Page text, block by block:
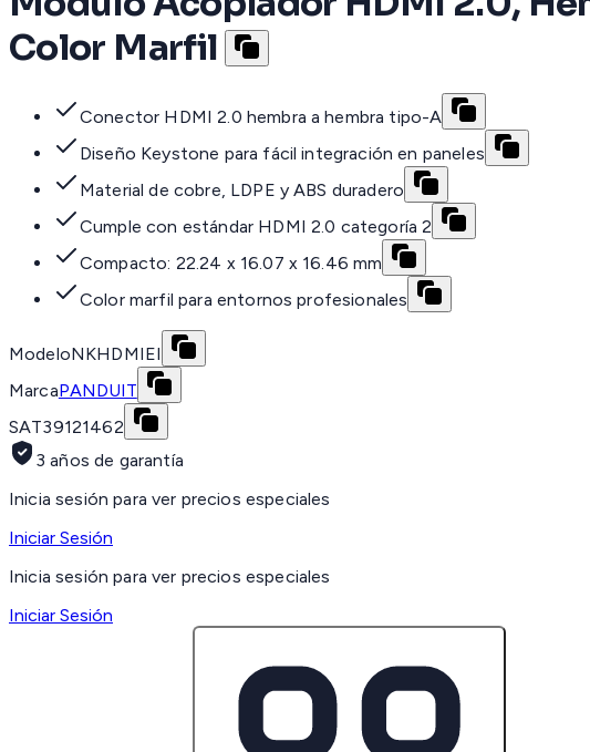
Color Marfil
Conector HDMI 2.0 hembra a hembra tipo-A
Diseño Keystone para fácil integración en paneles
Material de cobre, LDPE y ABS duradero
Cumple con estándar HDMI 2.0 categoría 2
Compacto: 22.24 x 16.07 x 16.46 mm
Color marfil para entornos profesionales
ModeloNKHDMIEI
MarcaPANDUIT
SAT39121462
3 años de garantía
Inicia sesión para ver precios especiales
Iniciar Sesión
Inicia sesión para ver precios especiales
Iniciar Sesión